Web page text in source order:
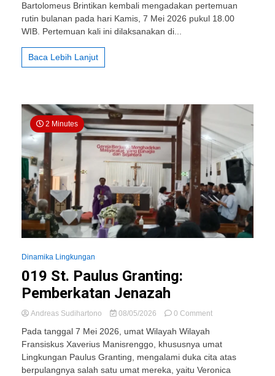
Brintikan:
Doa
Bartolomeus Brintikan kembali mengadakan pertemuan
rutin bulanan pada hari Kamis, 7 Mei 2026 pukul 18.00
WIB. Pertemuan kali ini dilaksanakan di...
Baca Lebih Lanjut
2 Minutes
Dinamika Lingkungan
019 St. Paulus Granting:
Pemberkatan Jenazah
Andreas Sudihartono 08/05/2026 0 Commenton
Paulus
Granting:
Pemberkatan
Pada tanggal 7 Mei 2026, umat Wilayah Wilayah
Fransiskus Xaverius Manisrenggo, khususnya umat
Lingkungan Paulus Granting, mengalami duka cita atas
berpulangnya salah satu umat mereka, yaitu Veronica